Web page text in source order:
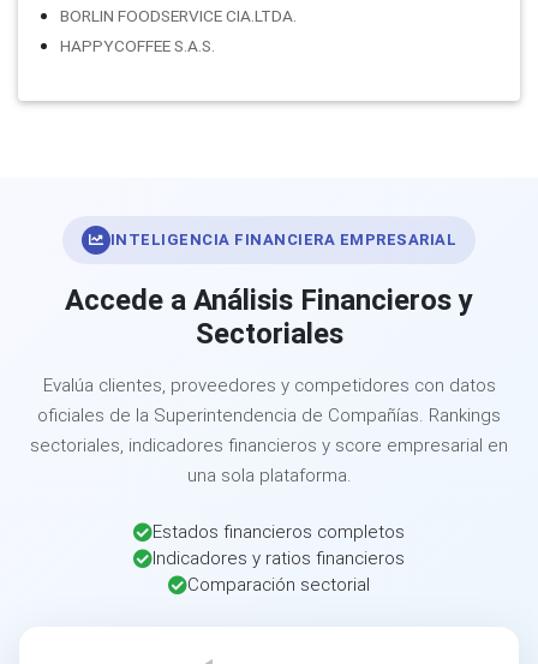
BORLIN FOODSERVICE CIA.LTDA.
HAPPYCOFFEE S.A.S.
INTELIGENCIA FINANCIERA EMPRESARIAL
Accede a Análisis Financieros y
Sectoriales
Evalúa clientes, proveedores y competidores con datos
oficiales de la Superintendencia de Compañías. Rankings
sectoriales, indicadores financieros y score empresarial en
una sola plataforma.
Estados financieros completos
Indicadores y ratios financieros
Comparación sectorial